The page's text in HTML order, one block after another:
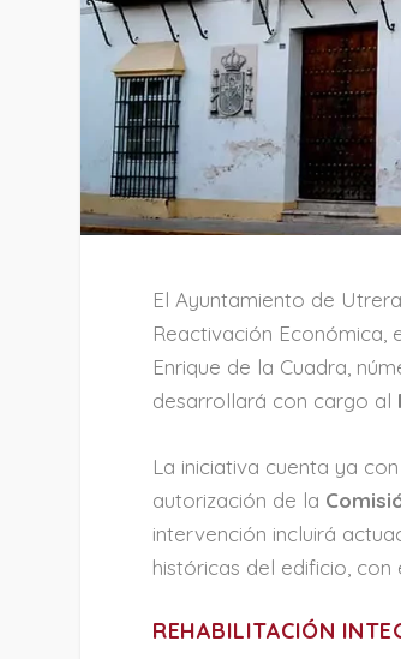
El Ayuntamiento de
Reactivación
Enrique de la Cuadra,
desarrollará con cargo al
La iniciativa cuenta ya
autorización de la
intervención incluirá
históricas del edificio,
REHABILITACIÓN